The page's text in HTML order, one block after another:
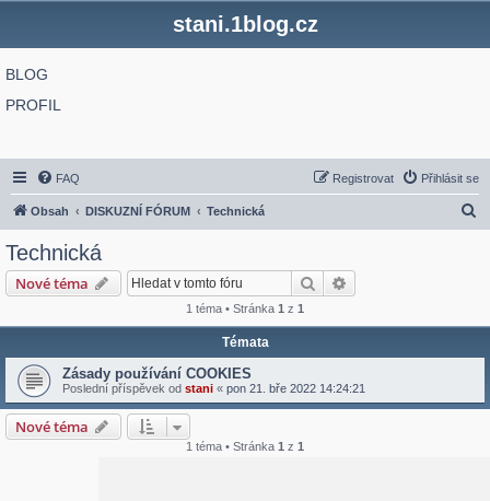
stani.1blog.cz
BLOG
PROFIL
FAQ Přihlásit se
Registrovat
Obsah DISKUZNÍ FÓRUM Technická
Technická
Nové téma Hledat
1 téma • Stránka 1 z 1
Témata
Zásady používání COOKIES
Poslední příspěvek od stani « pon 21. bře 2022 14:24:21
Nové téma
1 téma • Stránka 1 z 1